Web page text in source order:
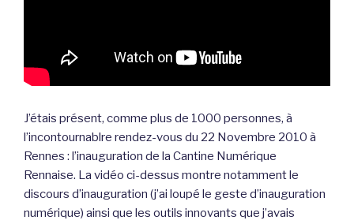
J’étais présent, comme plus de 1000 personnes, à
l’incontournablre rendez-vous du 22 Novembre 2010 à
Rennes : l’inauguration de la Cantine Numérique
Rennaise. La vidéo ci-dessus montre notamment le
discours d’inauguration (j’ai loupé le geste d’inauguration
numérique) ainsi que les outils innovants que j’avais